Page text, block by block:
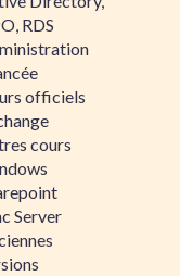
RDS
officiels
cours
Server